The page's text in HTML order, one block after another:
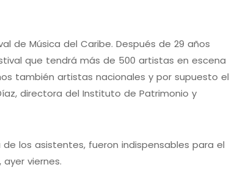
de Música del Caribe. Después de 29 años
que tendrá más de 500 artistas en escena
también artistas nacionales y por supuesto el
directora del Instituto de Patrimonio y
los asistentes, fueron indispensables para el
viernes.